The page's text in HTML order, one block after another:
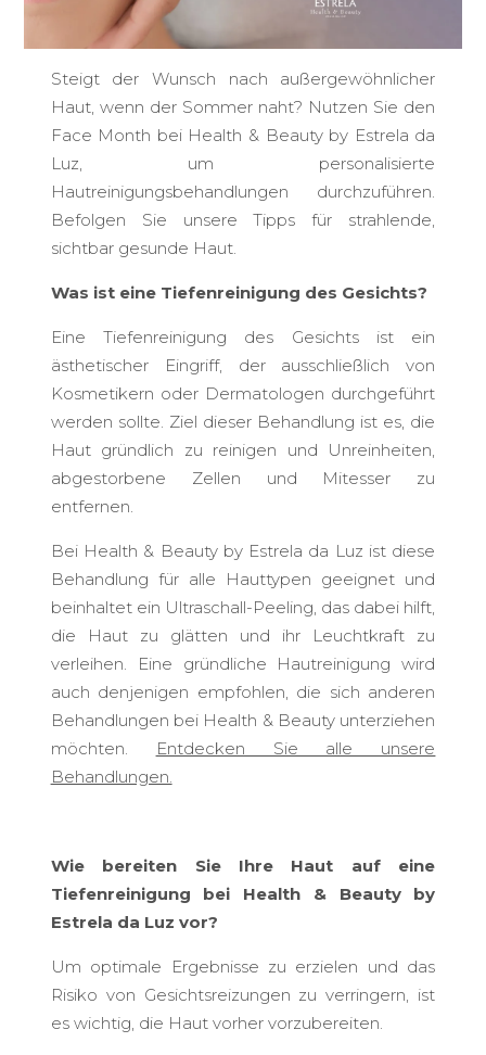
Steigt der Wunsch nach außergewöhnlicher
Haut, wenn der Sommer naht? Nutzen Sie den
Face Month bei Health & Beauty by Estrela da
Luz, um personalisierte
Hautreinigungsbehandlungen durchzuführen.
Befolgen Sie unsere Tipps für strahlende,
sichtbar gesunde Haut.
Was ist eine Tiefenreinigung des Gesichts?
Eine Tiefenreinigung des Gesichts ist ein
ästhetischer Eingriff, der ausschließlich von
Kosmetikern oder Dermatologen durchgeführt
werden sollte. Ziel dieser Behandlung ist es, die
Haut gründlich zu reinigen und Unreinheiten,
abgestorbene Zellen und Mitesser zu
entfernen.
Bei Health & Beauty by Estrela da Luz ist diese
Behandlung für alle Hauttypen geeignet und
beinhaltet ein Ultraschall-Peeling, das dabei hilft,
die Haut zu glätten und ihr Leuchtkraft zu
verleihen. Eine gründliche Hautreinigung wird
auch denjenigen empfohlen, die sich anderen
Behandlungen bei Health & Beauty unterziehen
möchten.
Entdecken Sie alle unsere
Behandlungen.
Wie bereiten Sie Ihre Haut auf eine
Tiefenreinigung bei Health & Beauty by
Estrela da Luz vor?
Um optimale Ergebnisse zu erzielen und das
Risiko von Gesichtsreizungen zu verringern, ist
es wichtig, die Haut vorher vorzubereiten.